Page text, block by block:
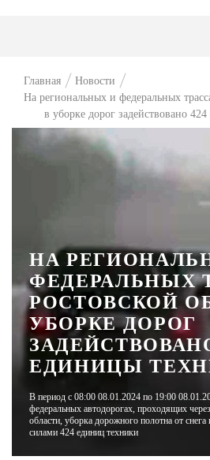
Главная
Новости
На региональных и федеральных
в уборке дорог задействовано
НА
ФЕДЕРАЛЬНЫХ
РОСТОВСКОЙ
УБОРКЕ ДОРОГ
ЕДИНИЦЫ
В период с 08:00 08.01.2024 по 19:00
федеральных автодорогах, проходящих
области, уборка дорожного полотна от снега
силами 424 единиц техники